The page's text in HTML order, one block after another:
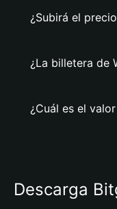
¿Subirá el
¿La billetera de
¿Cuál es el
Descarga